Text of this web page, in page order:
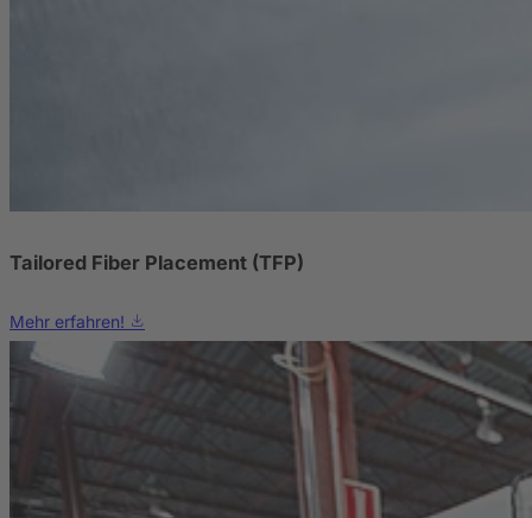
Tailored Fiber Placement (TFP)
Mehr erfahren!